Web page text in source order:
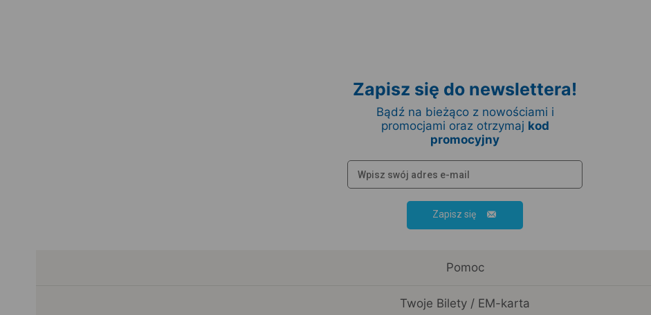
Zapisz się do newslettera!
Bądź na bieżąco z nowościami i
promocjami oraz otrzymaj kod
promocyjny
Zapisz się
Pomoc
Twoje Bilety / EM-karta